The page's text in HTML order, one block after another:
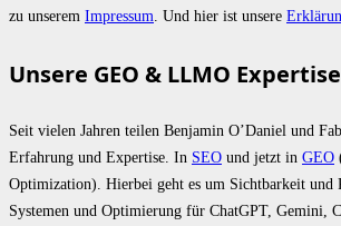
zu unserem Impressum. Und hier ist unsere
Unsere GEO & LLMO Expertise
Seit vielen Jahren teilen Benjamin O’Daniel und
Erfahrung und Expertise. In SEO und jetzt in GEO
Optimization). Hierbei geht es um Sichtbarkeit und
Systemen und Optimierung für ChatGPT, Gemini,